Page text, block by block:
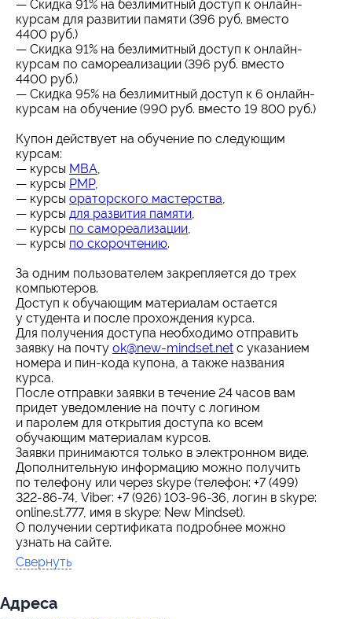
— Скидка 91% на безлимитный доступ к онлайн-
курсам для развитии памяти (396 руб. вместо
4400 руб.)
— Скидка 91% на безлимитный доступ к онлайн-
курсам по самореализации (396 руб. вместо
4400 руб.)
— Скидка 95% на безлимитный доступ к 6 онлайн-
курсам на обучение (990 руб. вместо 19 800 руб.)
Купон действует на обучение по следующим
курсам:
— курсы MBA,
— курсы PMP,
— курсы ораторского мастерства,
— курсы для развития памяти,
— курсы по самореализации,
— курсы по скорочтению.
За одним пользователем закрепляется до трех
компьютеров.
Доступ к обучающим материалам остается
у студента и после прохождения курса.
Для получения доступа необходимо отправить
заявку на почту ok@new-mindset.net с указанием
номера и пин-кода купона, а также названия
курса.
После отправки заявки в течение 24 часов вам
придет уведомление на почту с логином
и паролем для открытия доступа ко всем
обучающим материалам курсов.
Заявки принимаются только в электронном виде.
Дополнительную информацию можно получить
по телефону или через skype (телефон: +7 (499)
322-86-74, Viber: +7 (926) 103-96-36, логин в skype:
online.st.777, имя в skype: New Mindset).
О получении сертификата подробнее можно
узнать на сайте.
Свернуть
Адресa